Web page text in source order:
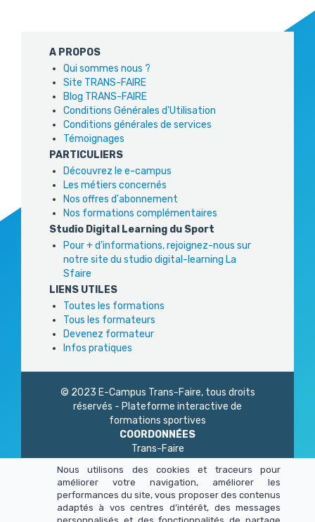
A PROPOS
Qui sommes nous ?
Site TRANS-FAIRE
Blog TRANS-FAIRE
Conditions Générales d'Utilisation
Conditions générales de services
Témoignages
PARTICULIERS
Découvrez le e-campus
Les métiers concernés
Nos offres d'abonnement
Nos formations complémentaires
Studio Digital Learning du Sport
Pour + d'informations, rejoignez-nous sur
notre site du studio digital-learning La
Sfaire
LIENS UTILES
Toutes les formations
Tous les formateurs
Devenez formateur
Infos pratiques
© 2023 E-Campus Trans-Faire, tous droits
réservés - Plateforme interactive de
formations sportives
COORDONNÉES
Trans-Faire
75 020 Paris
01 45 23 83 87
Du lundi au vendredi
de 9h à 13h - 14h à 17h
Nous utilisons des cookies et traceurs pour
améliorer votre navigation, améliorer les
performances du site, vous proposer des contenus
adaptés à vos centres d’intérêt, des messages